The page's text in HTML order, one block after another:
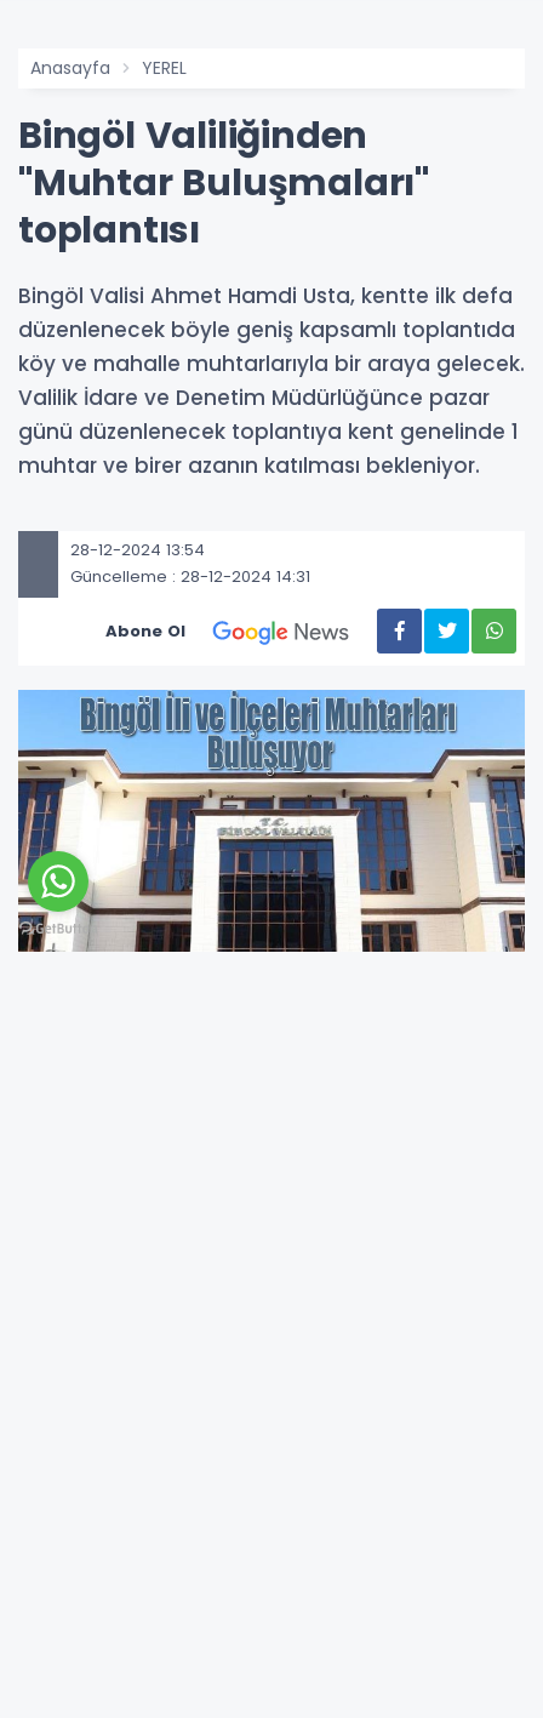
Anasayfa YEREL
Bingöl Valiliğinden
"Muhtar Buluşmaları"
toplantısı
Bingöl Valisi Ahmet Hamdi Usta, kentte ilk defa
düzenlenecek böyle geniş kapsamlı toplantıda
köy ve mahalle muhtarlarıyla bir araya gelecek.
Valilik İdare ve Denetim Müdürlüğünce pazar
günü düzenlenecek toplantıya kent genelinde 1
muhtar ve birer azanın katılması bekleniyor.
28-12-2024 13:54
Güncelleme : 28-12-2024 14:31
Abone Ol